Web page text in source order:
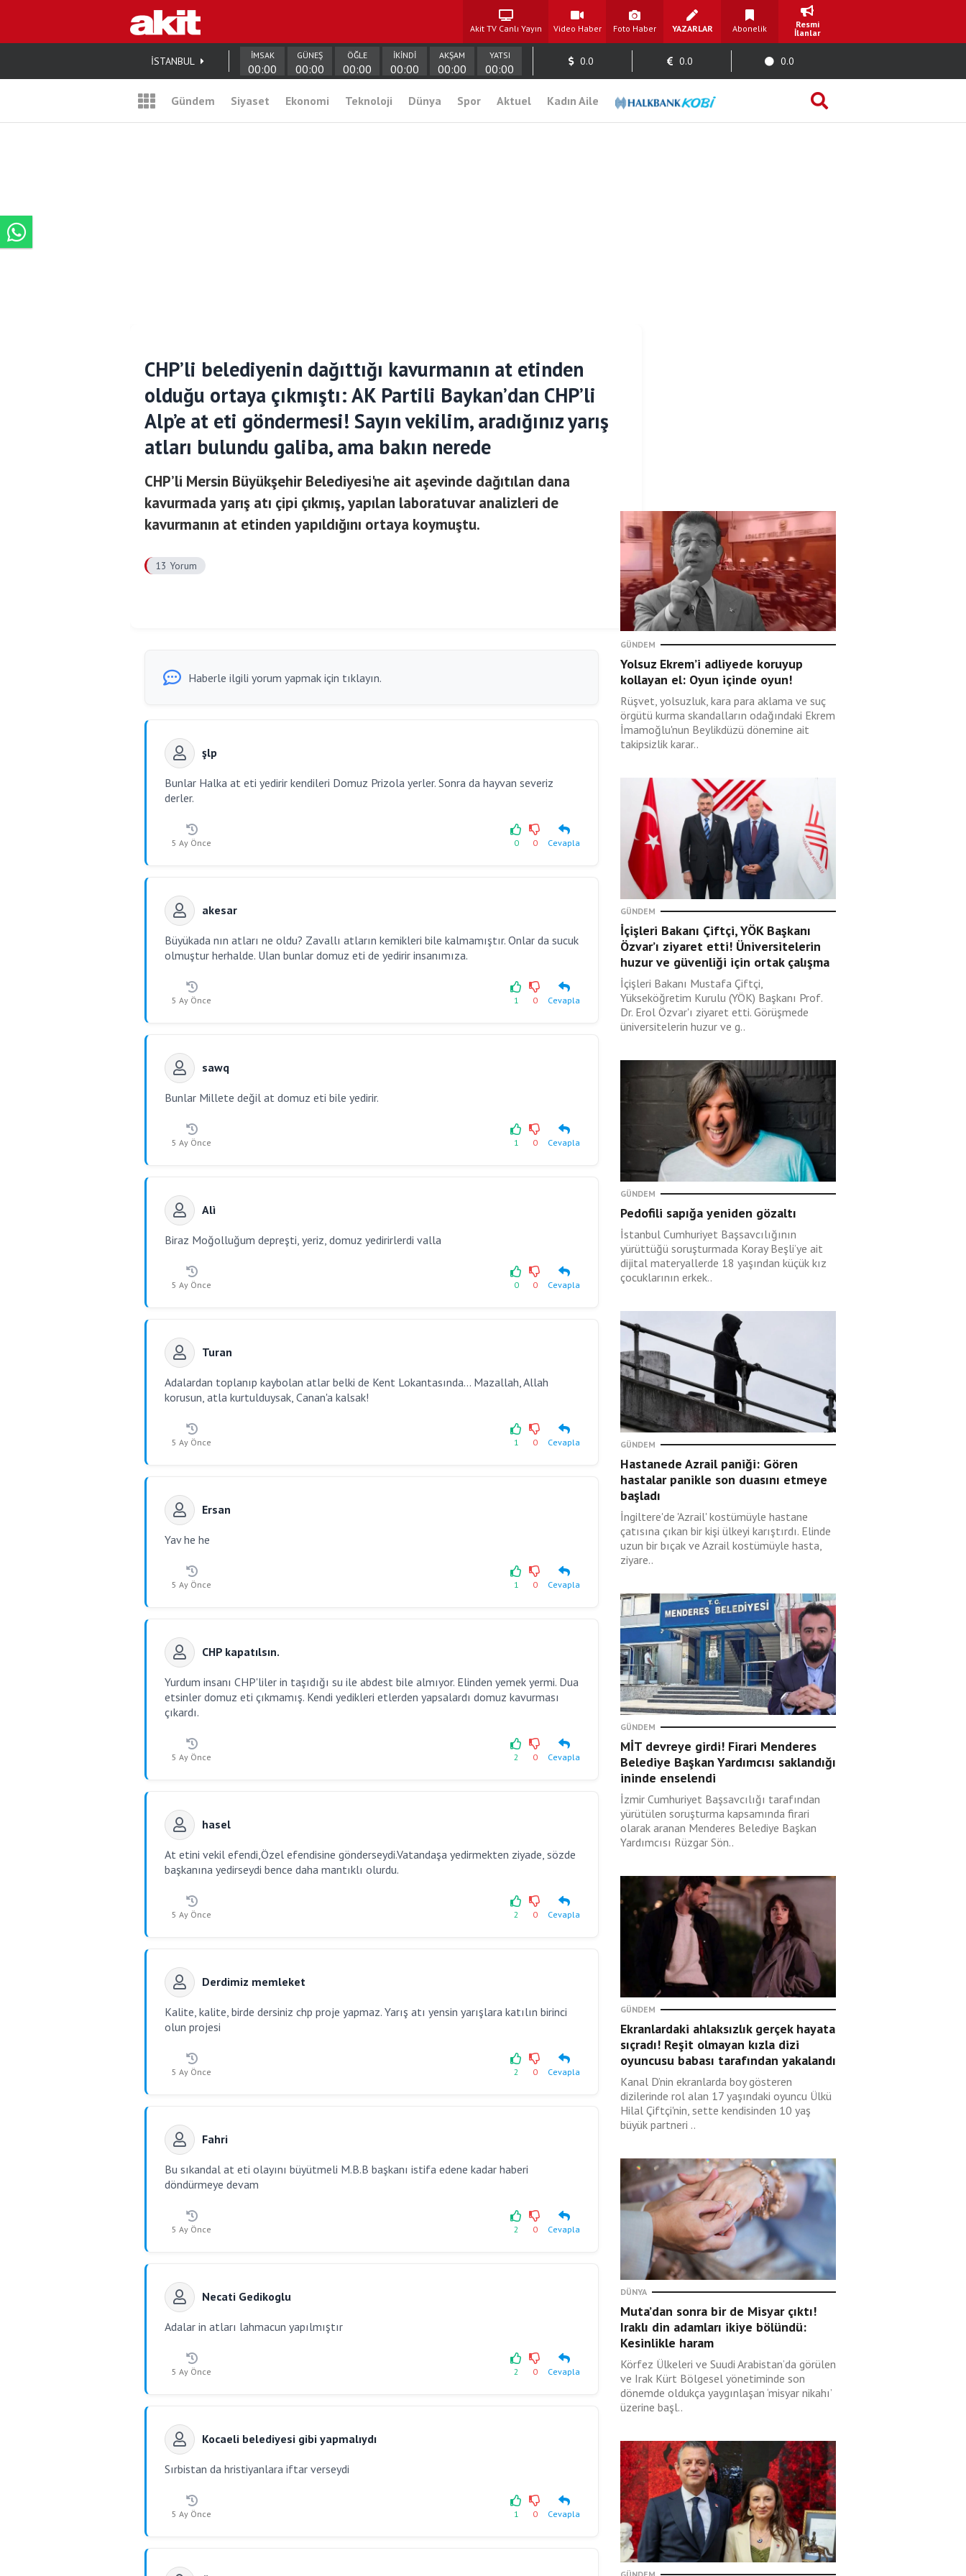
Akit TV Canlı Yayın Video Haber Foto Haber YAZARLAR Abonelik
Resmi
İlanlar
İSTANBUL İMSAK
00:00
GÜNEŞ
00:00
ÖĞLE
00:00
İKİNDİ
00:00
AKŞAM
00:00
YATSI
00:00
0.0 0.0 0.0
Gündem Siyaset Ekonomi Teknoloji Dünya Spor Aktuel Kadın Aile
CHP’li belediyenin dağıttığı kavurmanın at etinden
olduğu ortaya çıkmıştı: AK Partili Baykan’dan CHP’li
Alp’e at eti göndermesi! Sayın vekilim, aradığınız yarış
atları bulundu galiba, ama bakın nerede
CHP’li Mersin Büyükşehir Belediyesi'ne ait aşevinde dağıtılan dana
kavurmada yarış atı çipi çıkmış, yapılan laboratuvar analizleri de
kavurmanın at etinden yapıldığını ortaya koymuştu.
13 Yorum
Haberle ilgili yorum yapmak için tıklayın.
şlp
Bunlar Halka at eti yedirir kendileri Domuz Prizola yerler. Sonra da hayvan severiz
derler.
5 Ay Önce 0 0 Cevapla
akesar
Büyükada nın atları ne oldu? Zavallı atların kemikleri bile kalmamıştır. Onlar da sucuk
olmuştur herhalde. Ulan bunlar domuz eti de yedirir insanımıza.
5 Ay Önce 1 0 Cevapla
sawq
Bunlar Millete değil at domuz eti bile yedirir.
5 Ay Önce 1 0 Cevapla
Alì
Biraz Moğolluğum depreşti, yeriz, domuz yedirirlerdi valla
5 Ay Önce 0 0 Cevapla
Turan
Adalardan toplanıp kaybolan atlar belki de Kent Lokantasında... Mazallah, Allah
korusun, atla kurtulduysak, Canan'a kalsak!
5 Ay Önce 1 0 Cevapla
Ersan
Yav he he
5 Ay Önce 1 0 Cevapla
CHP kapatılsın.
Yurdum insanı CHP'liler in taşıdığı su ile abdest bile almıyor. Elinden yemek yermi. Dua
etsinler domuz eti çıkmamış. Kendi yedikleri etlerden yapsalardı domuz kavurması
çıkardı.
5 Ay Önce 2 0 Cevapla
hasel
At etini vekil efendi,Özel efendisine gönderseydi.Vatandaşa yedirmekten ziyade, sözde
başkanına yedirseydi bence daha mantıklı olurdu.
5 Ay Önce 2 0 Cevapla
Derdimiz memleket
Kalite, kalite, birde dersiniz chp proje yapmaz. Yarış atı yensin yarışlara katılın birinci
olun projesi
5 Ay Önce 2 0 Cevapla
Fahri
Bu sıkandal at eti olayını büyütmeli M.B.B başkanı istifa edene kadar haberi
döndürmeye devam
5 Ay Önce 2 0 Cevapla
Necati Gedikoglu
Adalar in atları lahmacun yapılmıştır
5 Ay Önce 2 0 Cevapla
Kocaeli belediyesi gibi yapmalıydı
Sırbistan da hristiyanlara iftar verseydi
5 Ay Önce 1 0 Cevapla
GÜNDEM
Yolsuz Ekrem’i adliyede koruyup
kollayan el: Oyun içinde oyun!
Rüşvet, yolsuzluk, kara para aklama ve suç
örgütü kurma skandalların odağındaki Ekrem
İmamoğlu'nun Beylikdüzü dönemine ait
takipsizlik karar..
GÜNDEM
İçişleri Bakanı Çiftçi, YÖK Başkanı
Özvar’ı ziyaret etti! Üniversitelerin
huzur ve güvenliği için ortak çalışma
İçişleri Bakanı Mustafa Çiftçi,
Yükseköğretim Kurulu (YÖK) Başkanı Prof.
Dr. Erol Özvar'ı ziyaret etti. Görüşmede
üniversitelerin huzur ve g..
GÜNDEM
Pedofili sapığa yeniden gözaltı
İstanbul Cumhuriyet Başsavcılığının
yürüttüğü soruşturmada Koray Beşli’ye ait
dijital materyallerde 18 yaşından küçük kız
çocuklarının erkek..
GÜNDEM
Hastanede Azrail paniği: Gören
hastalar panikle son duasını etmeye
başladı
İngiltere'de 'Azrail' kostümüyle hastane
çatısına çıkan bir kişi ülkeyi karıştırdı. Elinde
uzun bir bıçak ve Azrail kostümüyle hasta,
ziyare..
GÜNDEM
MİT devreye girdi! Firari Menderes
Belediye Başkan Yardımcısı saklandığı
ininde enselendi
İzmir Cumhuriyet Başsavcılığı tarafından
yürütülen soruşturma kapsamında firari
olarak aranan Menderes Belediye Başkan
Yardımcısı Rüzgar Sön..
GÜNDEM
Ekranlardaki ahlaksızlık gerçek hayata
sıçradı! Reşit olmayan kızla dizi
oyuncusu babası tarafından yakalandı
Kanal D’nin ekranlarda boy gösteren
dizilerinde rol alan 17 yaşındaki oyuncu Ülkü
Hilal Çiftçi'nin, sette kendisinden 10 yaş
büyük partneri ..
DÜNYA
Muta’dan sonra bir de Misyar çıktı!
Iraklı din adamları ikiye bölündü:
Kesinlikle haram
Körfez Ülkeleri ve Suudi Arabistan’da görülen
ve Irak Kürt Bölgesel yönetiminde son
dönemde oldukça yaygınlaşan ‘misyar nikahı’
üzerine başl..